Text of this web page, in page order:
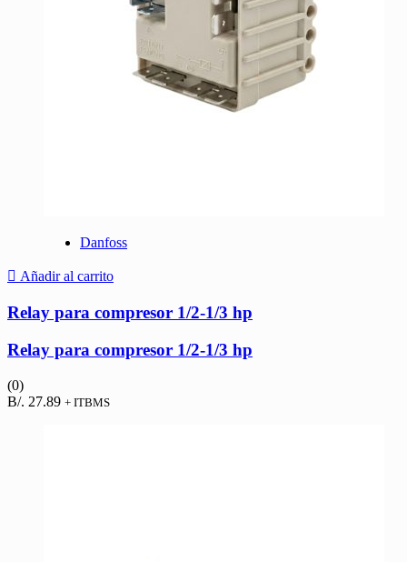
Danfoss
Añadir al carrito
Relay para compresor 1/2-1/3 hp
Relay para compresor 1/2-1/3 hp
(0)
B/. 27.89 + ITBMS